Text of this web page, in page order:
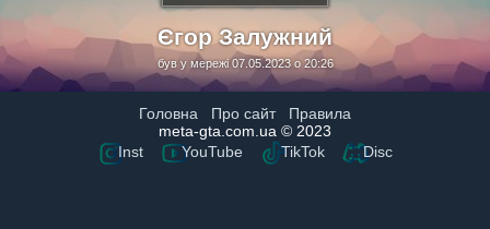
Єгор Залужний
був у мережі 07.05.2023 о 20:26
Головна Про сайт
Правила
meta-gta.com.ua © 2023
Inst
YouTube TikTok Disc